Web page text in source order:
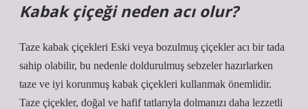
Kabak çiçeği neden acı olur?
Taze kabak çiçekleri Eski veya bozulmuş çiçekler acı bir tada
sahip olabilir, bu nedenle doldurulmuş sebzeler hazırlarken
taze ve iyi korunmuş kabak çiçekleri kullanmak önemlidir.
Taze çiçekler, doğal ve hafif tatlarıyla dolmanızı daha lezzetli